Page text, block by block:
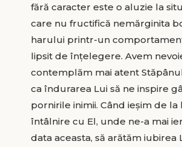
fără caracter este o aluzie la
care nu fructifică nemărginita
harului printr-un
lipsit de înțelegere. Avem
contemplăm mai atent
ca îndurarea Lui să ne inspire
pornirile inimii. Când ieșim de
întâlnire cu El, unde ne-a mai
data aceasta, să arătăm iubirea